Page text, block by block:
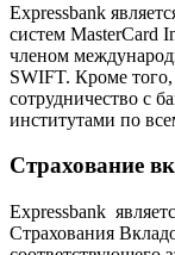
Expressbank
систем MasterCard
членом
SWIFT. Кроме
сотрудничество с
институтами по
Страхование
Expressbank
Страхования